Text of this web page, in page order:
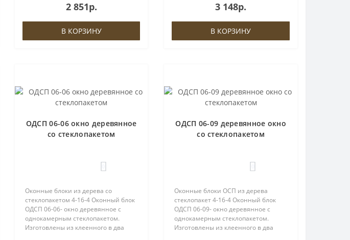
2 851р.
В КОРЗИНУ
ROTO, евроручкой и ввёртными
петлями либо петлями ROTO.На
створках пр..
3 148р.
В КОРЗИНУ
ОДСП 06-06 окно деревянное
со стеклопакетом
Оконные блоки из дерева со
стеклопакетом 4-16-4 Оконный блок
ОДСП 06-06- окно деревянное с
однокамерным стеклопакетом.
Изготовлены из клеенного в два
ОДСП 06-09 деревянное окно
со стеклопакетом
Оконные блоки ОСП из дерева
стеклопакет 4-16-4 Оконный блок
ОДСП 06-09- окно деревянное с
однокамерным стеклопакетом.
Изготовлены из клеенного в два